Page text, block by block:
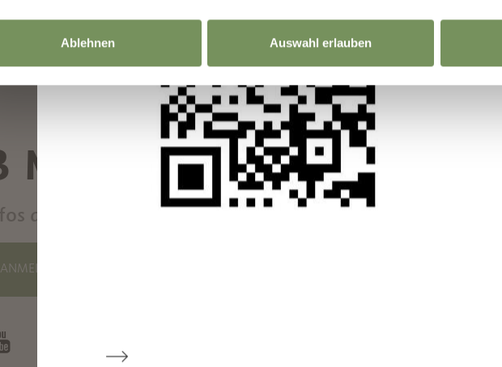
Ablehnen Auswahl erlauben
5 6
Angezeigte Einträge 1-8
MIT UNS IN
direkt in dein Postfach